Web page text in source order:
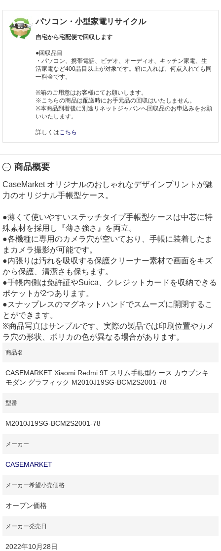
パソコン・小型家電リサイクル
自宅から宅配便で回収します
●回収品目
・パソコン、携帯電話、ビデオ、オーディオ、キッチン家電、生
活家電など400品目以上が対象です。箱に入れば、何点入れても同
一料金です。
※箱のご用意はお客様にてお願いします。
※こちらの商品は配送時にお手元品の回収はいたしません。
※本商品到着後に別途リネットジャパンへ回収品のお申込みをお願
いいたします。
詳しくはこちら
商品概要
CaseMarket オリジナルのおしゃれなデザインプリントが魅
力のオリジナル手帳型ケース。
●薄くて使いやすいステッチタイプ手帳型ケースは中芯に特
殊素材を採用し『薄さ強さ』を両立。
●各機種に専用のカメラ穴が空いており、手帳に装着したま
まカメラ撮影が可能です。
●内張りは汚れを吸収する保護クリーナー素材で画面をキズ
から保護、清潔さも保ちます。
●手帳内側は免許証やSuica、クレジットカードを収納できる
ポケットが2つあります。
●スナップレスのマグネットハンドでスムーズに開閉するこ
とができます。
※商品写真はサンプルです。実際の製品では印刷位置やカメ
ラ穴の形状、ポリカの色が異なる場合があります。
商品名
CASEMARKET Xiaomi Redmi 9T スリム手帳型ケース カウプンキ
モダン グラフィック M2010J19SG-BCM2S2001-78
型番
M2010J19SG-BCM2S2001-78
メーカー
CASEMARKET
メーカー希望小売価格
オープン価格
メーカー発売日
2022年10月28日